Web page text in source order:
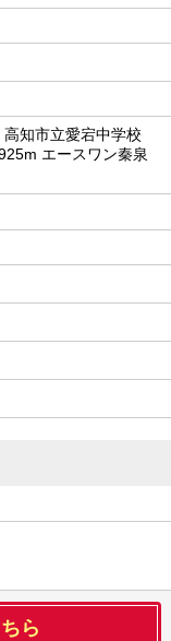
知市立愛宕中学校
エースワン秦泉
ら